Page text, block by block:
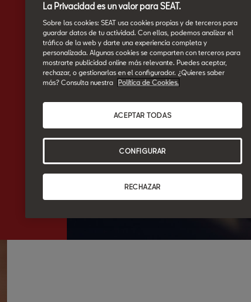
La Privacidad es un valor para SEAT.
Sobre las cookies: SEAT usa cookies propias y de terceros para
guardar datos de tu actividad. Con ellas, podemos analizar el
tráfico de la web y darte una experiencia completa y
personalizada. Algunas cookies se comparten con terceros para
mostrarte publicidad online más relevante. Puedes aceptar,
rechazar, o gestionarlas en el configurador. ¿Quieres saber
más? Consulta nuestra
Política de Cookies.
RECHAZAR
ACEPTAR TODAS
CONFIGURAR